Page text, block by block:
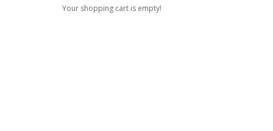
Your shopping cart is empty!